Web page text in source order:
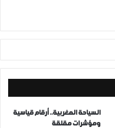
السياحة المغربية.. أرقام قياسية
ومؤشرات مقلقة